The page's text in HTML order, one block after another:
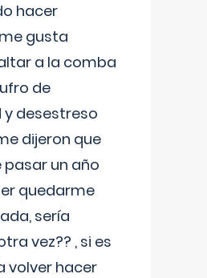
hacer
gusta
a la comba
de
y desestreso
dijeron que
pasar un año
quedarme
sería
vez?? , si es
volver hacer